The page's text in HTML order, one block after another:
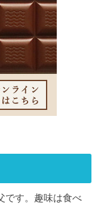
です。趣味は食べ